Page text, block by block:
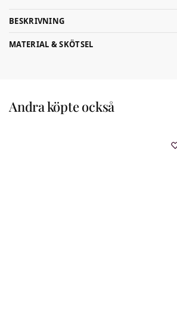
BESKRIVNING
MATERIAL & SKÖTSEL
Andra köpte också